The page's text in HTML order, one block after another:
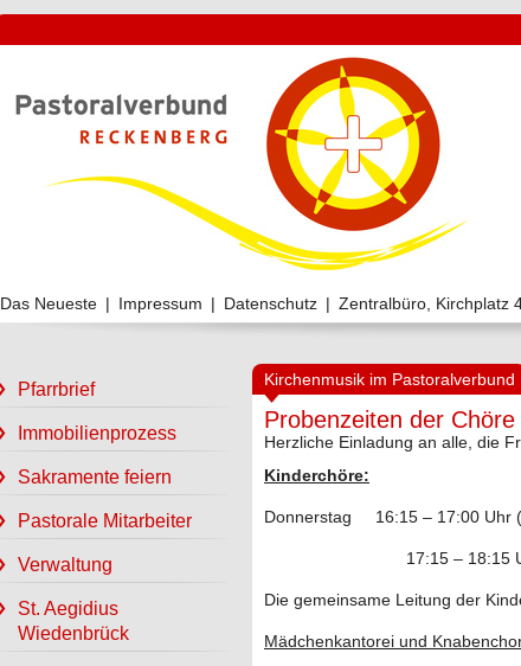
Das Neueste | Impressum | Datenschutz | Zentralbüro, Kirchplatz
Pfarrbrief
Immobilienprozess
Sakramente feiern
Pastorale Mitarbeiter
Verwaltung
St. Aegidius
Wiedenbrück
Kirchenmusik im Pastoralverbund
Probenzeiten der Chöre
Herzliche Einladung an alle, die
Kinderchöre:
Donnerstag 16:15 – 17:00 Uhr
17:15 – 18:15 Uhr
Die gemeinsame Leitung der
Mädchenkantorei und